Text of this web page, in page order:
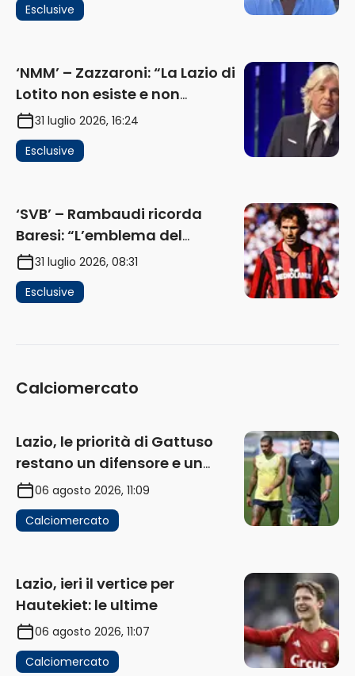
e gli interessi dei fondi”
Esclusive
‘NMM’ – Zazzaroni: “La Lazio di
Lotito non esiste e non
funziona più. E’ ora di lasciare,
ma lui non ascolta. Pignataro?
Ho verificato…” (AUDIO)
31 luglio 2026, 16:24
Esclusive
‘SVB’ – Rambaudi ricorda
Baresi: “L’emblema del
difensore moderno completo.
Lui è il Milan” (AUDIO)
31 luglio 2026, 08:31
Esclusive
Calciomercato
Lazio, le priorità di Gattuso
restano un difensore e un
centravanti: proposto Esposito
06 agosto 2026, 11:09
Calciomercato
Lazio, ieri il vertice per
Hautekiet: le ultime
06 agosto 2026, 11:07
Calciomercato